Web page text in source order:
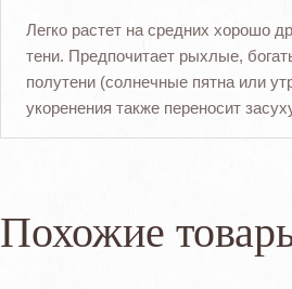
Легко растет на средних хорошо
тени. Предпочитает рыхлые,
полутени (солнечные пятна или
укоренения также переносит
Похожие